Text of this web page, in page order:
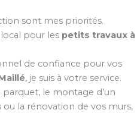
sont mes priorités.
pour les petits travaux à
de confiance pour vos
, je suis à votre service.
parquet, le montage d’un
ou la rénovation de vos murs,